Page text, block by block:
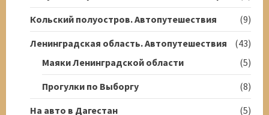
Кольский полуостров. Автопутешествия
(9)
Ленинградская область. Автопутешествия
(43)
Маяки Ленинградской области
(5)
Прогулки по Выборгу
(8)
На авто в Дагестан
(5)